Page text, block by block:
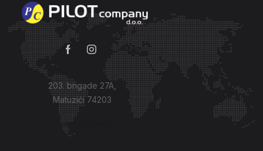
203. brigade 27A,
Matuzići 74203
Kako do nas?